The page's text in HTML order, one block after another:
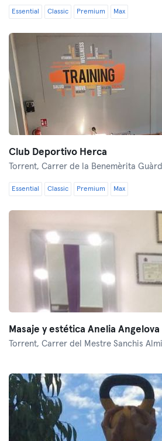
Essential Classic Premium Max
Club Deportivo Herca
Torrent, Carrer de la Benemèrita
Essential Classic Premium Max
Masaje y estética Anelia Angelova
Torrent, Carrer del Mestre Sanchis